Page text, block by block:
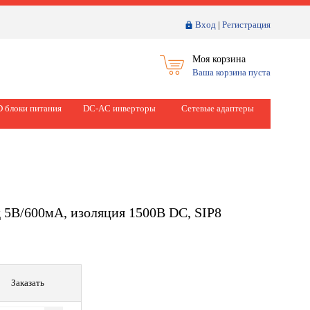
Вход | Регистрация
Моя корзина
Ваша корзина пуста
блоки питания DC-AC инверторы Сетевые адаптеры
600мА, изоляция 1500В DC, SIP8
Заказать